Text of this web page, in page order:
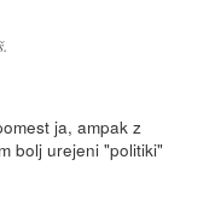
ja, ampak z
bolj urejeni "politiki"